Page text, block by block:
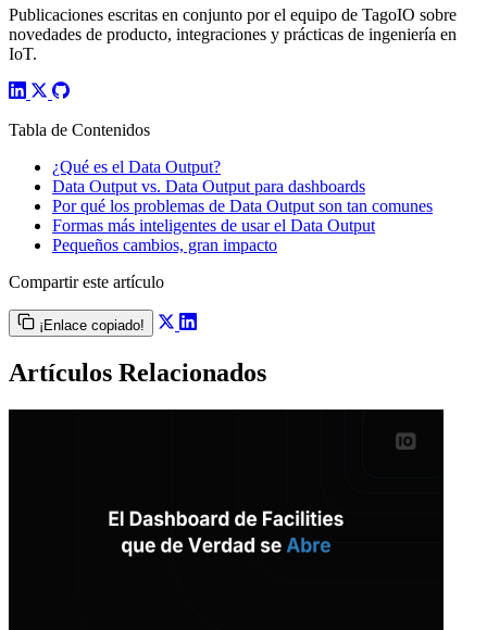
Publicaciones escritas en conjunto por el equipo de TagoIO sobre
novedades de producto, integraciones y prácticas de ingeniería en
IoT.
Tabla de Contenidos
¿Qué es el Data Output?
Data Output vs. Data Output para dashboards
Por qué los problemas de Data Output son tan comunes
Formas más inteligentes de usar el Data Output
Pequeños cambios, gran impacto
Compartir este artículo
¡Enlace copiado!
Artículos Relacionados